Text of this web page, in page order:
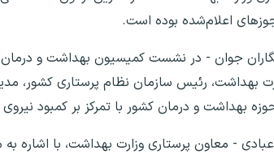
اعلام‌شده بوده است.
جوان - در نشست کمیسیون بهداشت و
بهداشت، رئیس سازمان نظام پرستاری کشور،
بهداشت و درمان کشور با تمرکز بر کمبود
- معاون پرستاری وزارت بهداشت، با اشاره